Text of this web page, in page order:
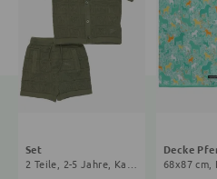
Set
2 Teile, 2-5 Jahre, Karo, oliv
Decke